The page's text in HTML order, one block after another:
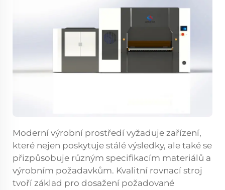
Moderní výrobní prostředí vyžaduje zařízení,
které nejen poskytuje stálé výsledky, ale také se
přizpůsobuje různým specifikacím materiálů a
výrobním požadavkům. Kvalitní rovnací stroj
tvoří základ pro dosažení požadované